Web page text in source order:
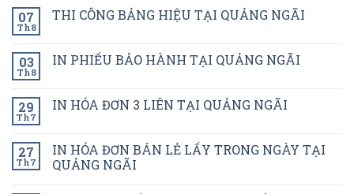
07
Th8
THI CÔNG BẢNG HIỆU TẠI QUẢNG NGÃI
03
Th8
IN PHIẾU BẢO HÀNH TẠI QUẢNG NGÃI
29
Th7
IN HÓA ĐƠN 3 LIÊN TẠI QUẢNG NGÃI
27
Th7
IN HÓA ĐƠN BÁN LẺ LẤY TRONG NGÀY TẠI
QUẢNG NGÃI